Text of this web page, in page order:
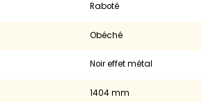
Raboté
Obéché
Noir effet métal
1404 mm